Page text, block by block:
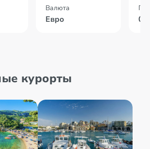
Валюта
Евро
курорты